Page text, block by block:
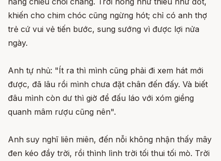
khiến cho chim chóc cũng ngừng hót; chỉ có anh thợ
trẻ cứ vui vẻ tiến bước, sung sướng vì được lợi nửa
ngày.
Anh tự nhủ: "Ít ra thì mình cũng phải đi xem hát mới
được, đã lâu rồi mình chưa đặt chân đến đấy. Và biết
đâu mình còn dư thì giờ để đấu láo với xóm giềng
quanh mâm rượu cũng nên".
Anh suy nghĩ liên miên, đến nỗi không nhận thấy mây
đen kéo đầy trời, rồi thình lình trời tối thui tối mò. Trời